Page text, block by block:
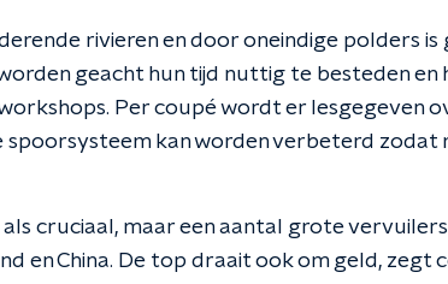
rivieren en door oneindige polders is
geacht hun tijd nuttig te besteden en
Per coupé wordt er lesgegeven
kan worden verbeterd zodat
cruciaal, maar een aantal grote
en China. De top draait ook om geld, zegt